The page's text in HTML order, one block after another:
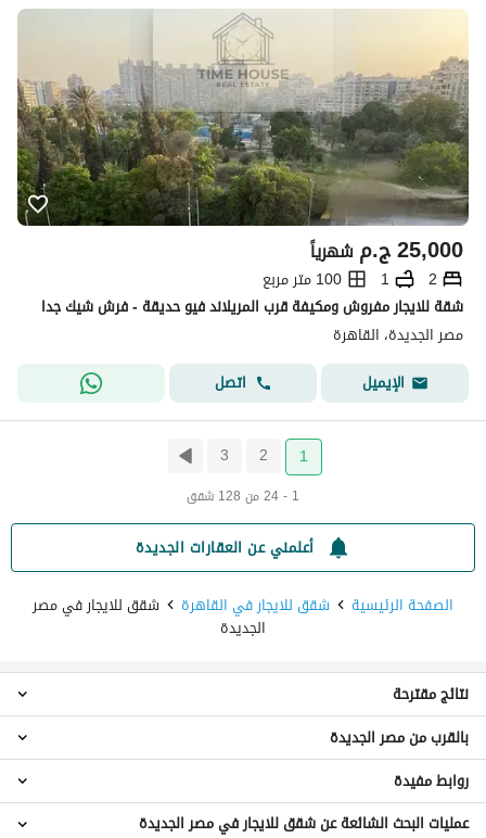
ج.م25,000 شهرياً
2
1
100 متر مربع
شقة للايجار مفروش ومكيفة قرب المريلاند فيو حديقة - فرش شيك جدا
مصر الجديدة، القاهرة
الإيميل
اتصل
1
2
3
1 - 24 من 128 شقق
أعلمني عن العقارات الجديدة
الصفحة الرئيسية
شقق للايجار في القاهرة شقق للايجار في مصر
الجديدة
استوديو للايجار في مصر الجديدة
شقق 1 غرفة نوم للايجار في مصر الجديدة
شقق 2 غرفة نوم للايجار في مصر الجديدة
شقق 3 غرف نوم للايجار في مصر الجديدة
نتائج مقترحة
شقق للايجار في الماظة
شقق للايجار في حدائق الزيتون
بالقرب من مصر الجديدة
عقارات للايجار في القاهرة
روابط مفيدة
عمليات البحث الشائعة عن شقق للايجار في مصر الجديدة